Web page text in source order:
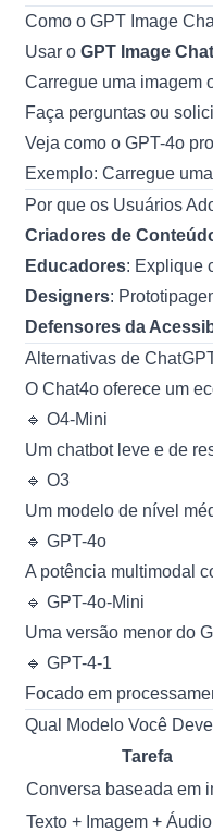
Como o GPT Image
Usar o GPT Image
Carregue uma imagem
Faça perguntas ou
Veja como o GPT-4o
Exemplo: Carregue
Por que os Usuários
Criadores de
Educadores: Explique
Designers:
Defensores da
Alternativas de
O Chat4o oferece um
🔹 O4-Mini
Um chatbot leve e de
🔹 O3
Um modelo de nível
🔹 GPT-4o
A potência multimodal
🔹 GPT-4o-Mini
Uma versão menor do
🔹 GPT-4-1
Focado em
Qual Modelo Você
Tarefa
Conversa baseada em
Texto + Imagem + Áudio